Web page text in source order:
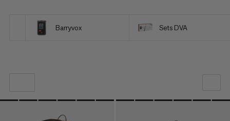
Barryvox Sets DVA
NOTRE SELECTION